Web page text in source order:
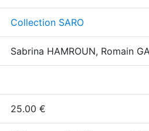
Collection SARO
Sabrina HAMROUN, Romain
25.00 €